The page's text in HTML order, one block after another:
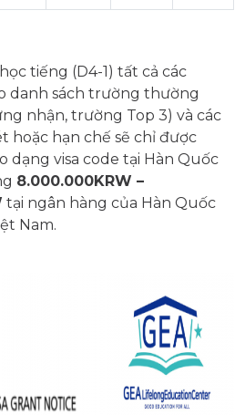
tiếng (D4-1) tất cả các
danh sách trường thường
nhận, trường Top 3) và các
hoặc hạn chế sẽ chỉ được
dạng visa code tại Hàn Quốc
8.000.000KRW –
tại ngân hàng của Hàn Quốc
Nam.